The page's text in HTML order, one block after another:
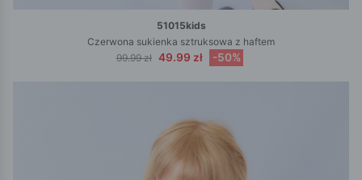
51015kids
Czerwona sukienka sztruksowa z haftem
99.99 zł 49.99 zł -50%